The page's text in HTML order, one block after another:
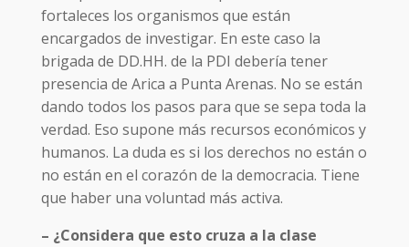
fortaleces los organismos que están
encargados de investigar. En este caso la
brigada de DD.HH. de la PDI debería tener
presencia de Arica a Punta Arenas. No se están
dando todos los pasos para que se sepa toda la
verdad. Eso supone más recursos económicos y
humanos. La duda es si los derechos no están o
no están en el corazón de la democracia. Tiene
que haber una voluntad más activa.
– ¿Considera que esto cruza a la clase